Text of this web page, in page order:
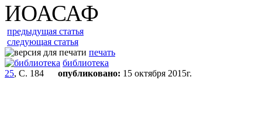
ИОАСАФ
предыдущая статья
следующая статья
печать
библиотека
25, С. 184 опубликовано: 15 октября 2015г.